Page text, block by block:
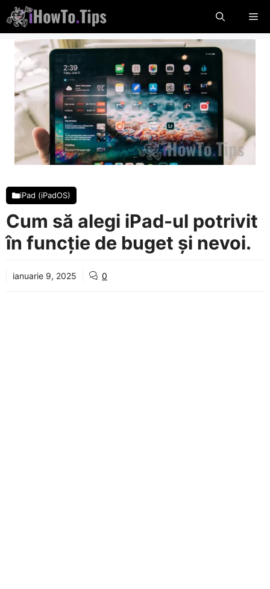
Sari
la
conținut
iPad (iPadOS)
Cum să alegi iPad-ul potrivit
în funcție de buget și nevoi.
ianuarie 9, 2025 0